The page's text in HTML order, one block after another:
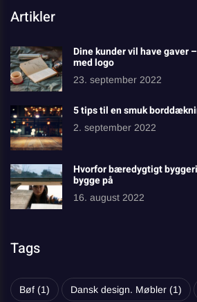
Artikler
Dine kunder vil have gaver
med logo
23. september 2022
5 tips til en smuk
2. september 2022
Hvorfor bæredygtigt
bygge på
16. august 2022
Tags
Bøf (1) Dansk design. Møbler (1)